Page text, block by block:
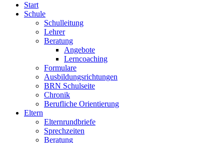
Start
Schule
Schulleitung
Lehrer
Beratung
Angebote
Lerncoaching
Formulare
Ausbildungsrichtungen
BRN Schulseite
Chronik
Berufliche Orientierung
Eltern
Elternrundbriefe
Sprechzeiten
Beratung